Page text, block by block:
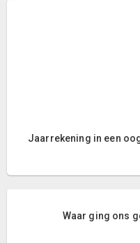
Jaarrekening in een
Waar ging ons